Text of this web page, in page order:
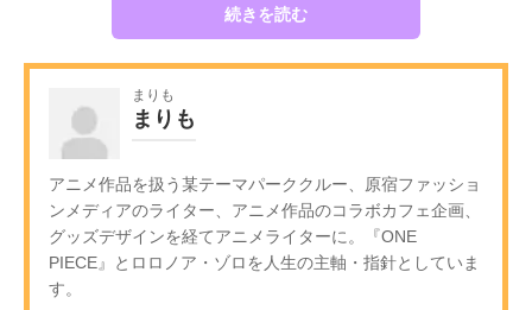
続きを読む
まりも
まりも
アニメ作品を扱う某テーマパーククルー、原宿ファッショ
ンメディアのライター、アニメ作品のコラボカフェ企画、
グッズデザインを経てアニメライターに。『ONE
PIECE』とロロノア・ゾロを人生の主軸・指針としていま
す。